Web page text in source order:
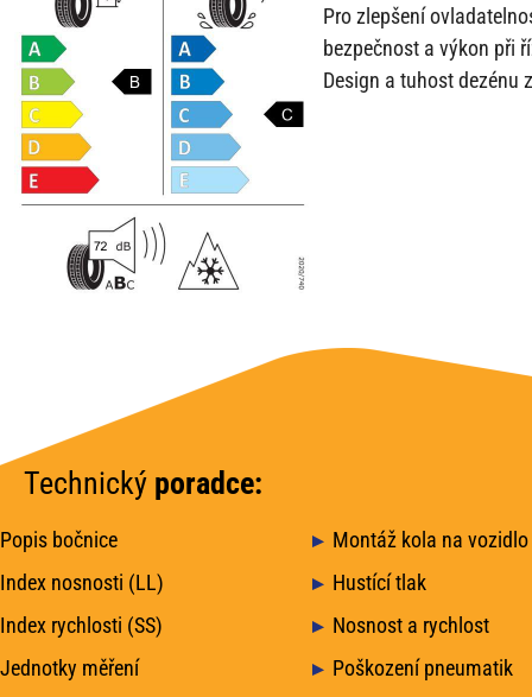
Pro zlepšení
bezpečnost a výkon při
Design a tuhost
Technický poradce:
Popis bočnice
Montáž kola na vozidlo
Index nosnosti (LL)
Hustící tlak
Index rychlosti (SS)
Nosnost a rychlost
Jednotky měření
Poškození pneumatik